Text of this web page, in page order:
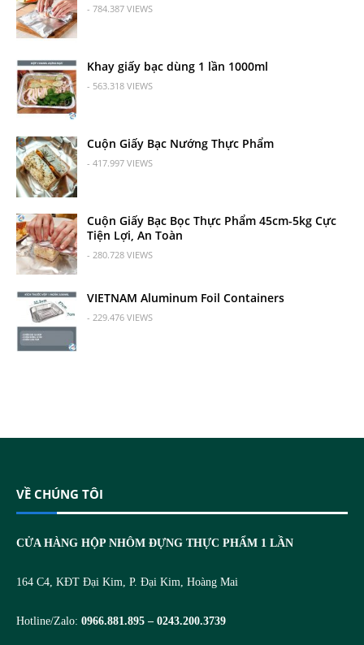
- 784.387 VIEWS
Khay giấy bạc dùng 1 lần 1000ml
- 563.318 VIEWS
Cuộn Giấy Bạc Nướng Thực Phẩm
- 417.997 VIEWS
Cuộn Giấy Bạc Bọc Thực Phẩm 45cm-5kg Cực
Tiện Lợi, An Toàn
- 280.728 VIEWS
VIETNAM Aluminum Foil Containers
- 229.476 VIEWS
VỀ CHÚNG TÔI
CỬA HÀNG HỘP NHÔM ĐỰNG THỰC PHẨM 1 LẦN
164 C4, KĐT Đại Kim, P. Đại Kim, Hoàng Mai
Hotline/Zalo: 0966.881.895 – 0243.200.3739